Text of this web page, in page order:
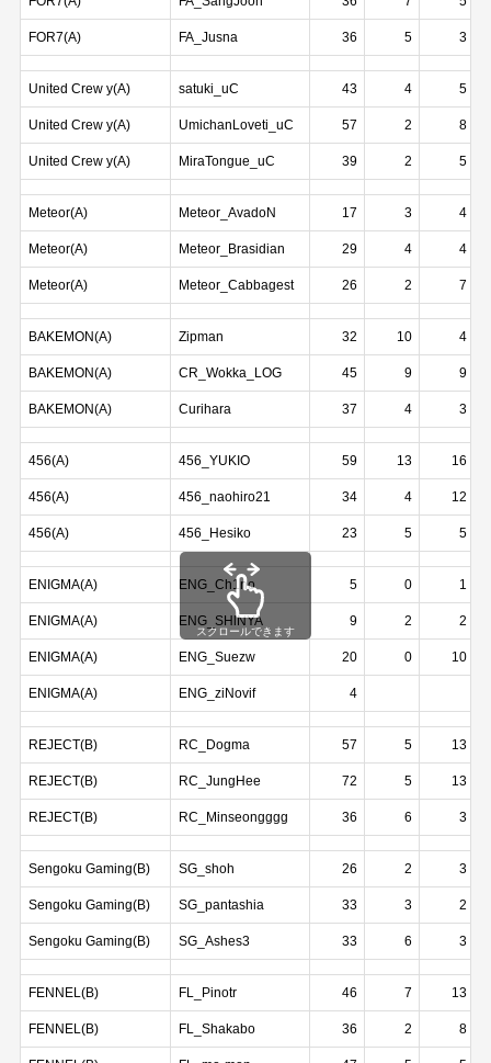
FOR7(A) FA_Jusna 36 5 3
United Crew y(A) satuki_uC 43 4 5
United Crew y(A) UmichanLoveti_uC 57 2 8
United Crew y(A) MiraTongue_uC 39 2 5
Meteor(A) Meteor_AvadoN 17 3 4
Meteor(A) Meteor_Brasidian 29 4 4
Meteor(A) Meteor_Cabbagest 26 2 7
BAKEMON(A) Zipman 32 10 4
BAKEMON(A) CR_Wokka_LOG 45 9 9
BAKEMON(A) Curihara 37 4 3
456(A) 456_YUKIO 59 13 16
456(A) 456_naohiro21 34 4 12
456(A) 456_Hesiko 23 5 5
ENIGMA(A) ENG_Ch1no 5 0 1
ENIGMA(A) ENG_SHlNYA 9 2 2
ENIGMA(A) ENG_Suezw 20 0 10
ENIGMA(A) ENG_ziNovif 4
REJECT(B) RC_Dogma 57 5 13
REJECT(B) RC_JungHee 72 5 13
REJECT(B) RC_Minseongggg 36 6 3
Sengoku Gaming(B) SG_shoh 26 2 3
Sengoku Gaming(B) SG_pantashia 33 3 2
Sengoku Gaming(B) SG_Ashes3 33 6 3
FENNEL(B) FL_Pinotr 46 7 13
FENNEL(B) FL_Shakabo 36 2 8